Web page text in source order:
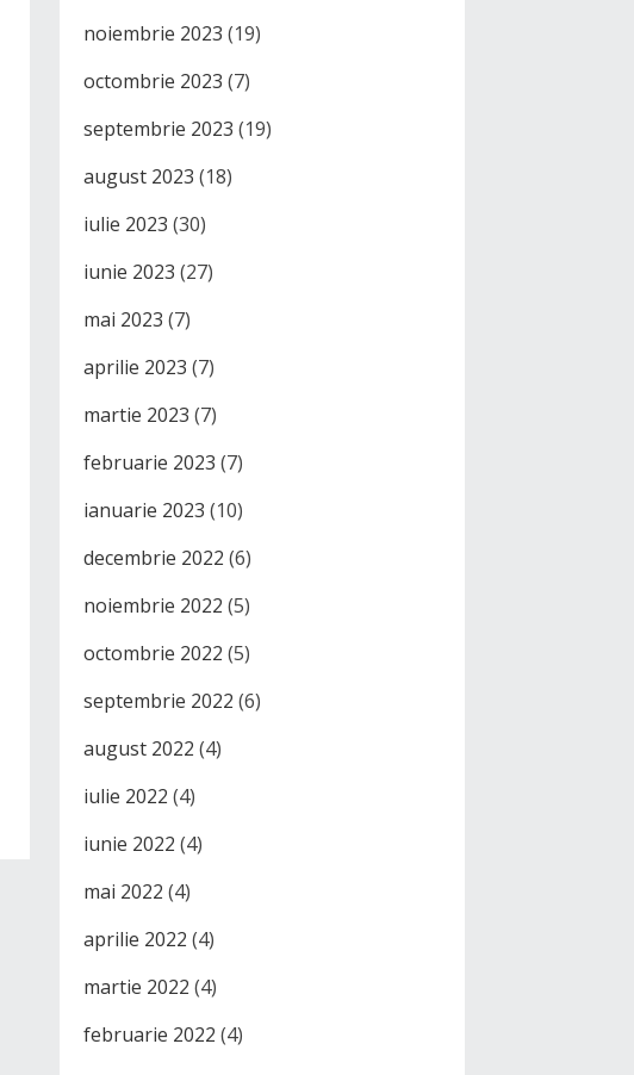
noiembrie 2023 (19)
octombrie 2023 (7)
septembrie 2023 (19)
august 2023 (18)
iulie 2023 (30)
iunie 2023 (27)
mai 2023 (7)
aprilie 2023 (7)
martie 2023 (7)
februarie 2023 (7)
ianuarie 2023 (10)
decembrie 2022 (6)
noiembrie 2022 (5)
octombrie 2022 (5)
septembrie 2022 (6)
august 2022 (4)
iulie 2022 (4)
iunie 2022 (4)
mai 2022 (4)
aprilie 2022 (4)
martie 2022 (4)
februarie 2022 (4)